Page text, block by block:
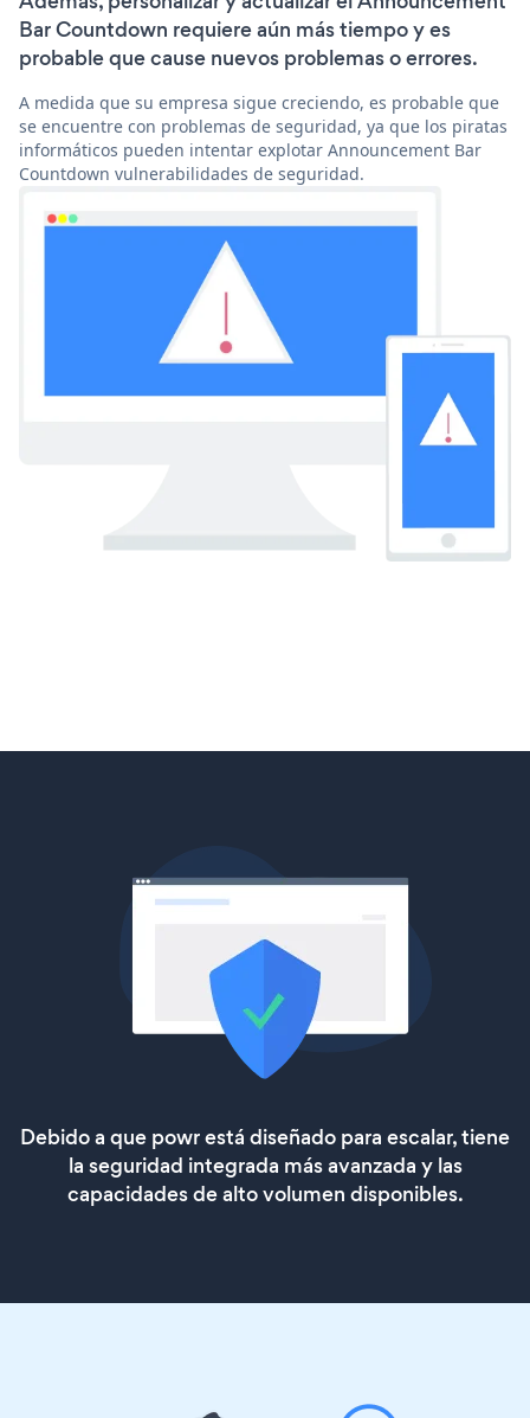
Bar Countdown requiere aún más tiempo y es
probable que cause nuevos problemas o errores.
A medida que su empresa sigue creciendo, es probable que
se encuentre con problemas de seguridad, ya que los piratas
informáticos pueden intentar explotar Announcement Bar
Countdown vulnerabilidades de seguridad.
Debido a que powr está diseñado para escalar, tiene
la seguridad integrada más avanzada y las
capacidades de alto volumen disponibles.